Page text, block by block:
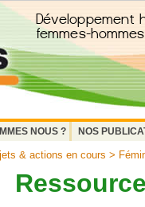
NOUS ?
NOS
& actions en cours >